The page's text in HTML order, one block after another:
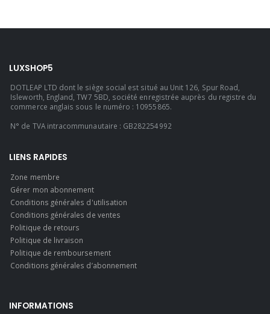
LUXSHOP5
DOTLEAP LTD dont le siège social est situé au Unit 126, Spur Road,
Isleworth, England, TW7 5BD, société enregistrée auprès du registre du
commerce anglais sous le numéro : 10955865.
N° de TVA intracommunautaire : GB282254992
LIENS RAPIDES
Zone membre
Gérer mon abonnement
Conditions générales d'utilisation
Conditions générales de ventes
Politique de retours
Politique de livraison
Politique de remboursement
Conditions générales d’abonnement
INFORMATIONS